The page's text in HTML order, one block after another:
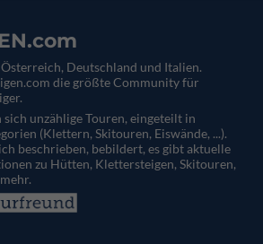
Deutschland und Italien.
die größte Community für
unzählige Touren, eingeteilt in
(Klettern, Skitouren, Eiswände, ...).
beschrieben, bebildert, es gibt aktuelle
zu Hütten, Klettersteigen, Skitouren,